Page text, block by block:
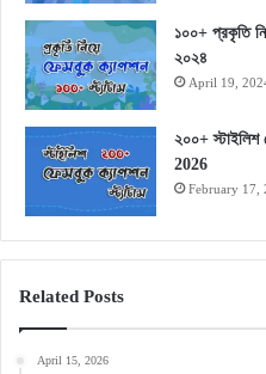
১০০+ প্রকৃতি
২০২৪
April 19,
২০০+ স্টাইলিশ
2026
February 17,
Related Posts
April 15, 2026